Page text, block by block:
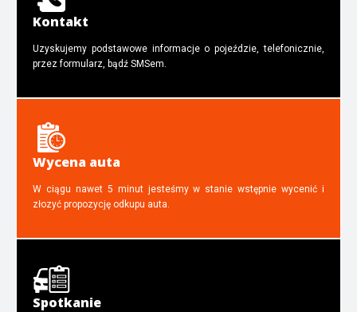
Kontakt
Uzyskujemy podstawowe informacje o pojeździe, telefonicznie,
przez formularz, bądź SMSem.
Wycena auta
W ciągu nawet 5 minut jesteśmy w stanie wstępnie wycenić i
złozyć propozycję odkupu auta.
Spotkanie